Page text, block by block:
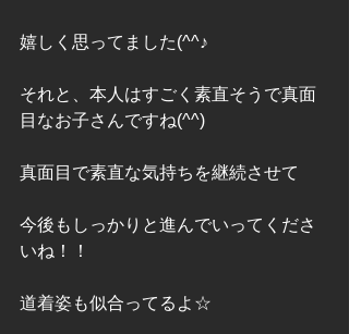
嬉しく思ってました(^^♪
それと、本人はすごく素直そうで真面
目なお子さんですね(^^)
真面目で素直な気持ちを継続させて
今後もしっかりと進んでいってくださ
いね！！
道着姿も似合ってるよ☆